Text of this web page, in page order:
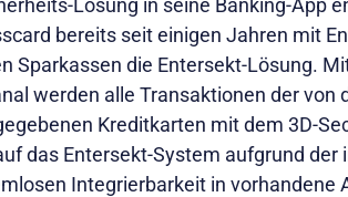
Lösung in seine Banking-App
bereits seit einigen Jahren mit
Sparkassen die Entersekt-Lösung.
werden alle Transaktionen der von
Kreditkarten mit dem 3D-
das Entersekt-System aufgrund der
Integrierbarkeit in vorhandene